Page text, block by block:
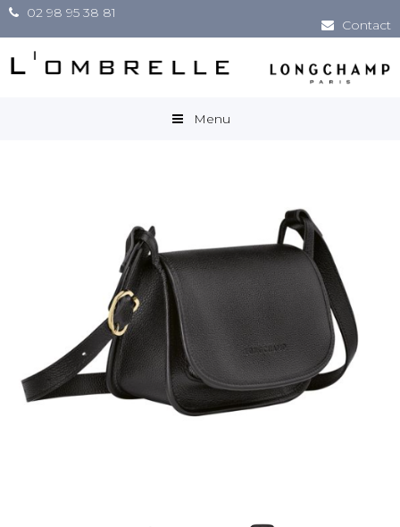
02 98 95 38 81
Contact
Menu